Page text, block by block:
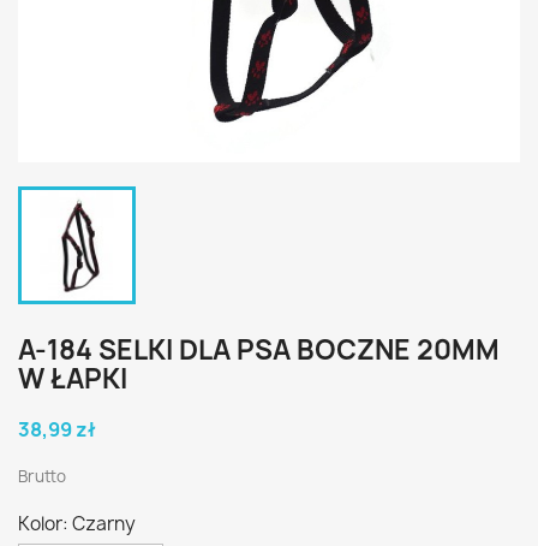
A-184 SELKI DLA PSA BOCZNE 20MM
W ŁAPKI
38,99 zł
Brutto
Kolor: Czarny